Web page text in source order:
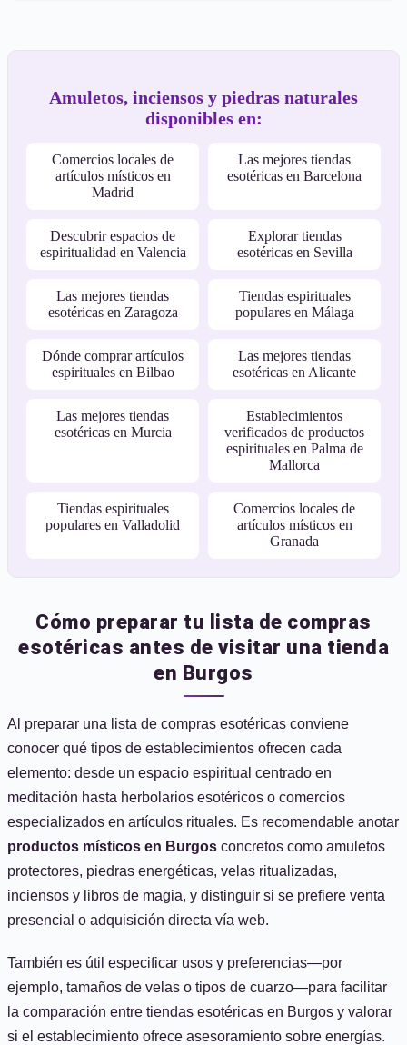
Amuletos, inciensos y piedras naturales
disponibles en:
Comercios locales de
artículos místicos en
Madrid
Las mejores tiendas
esotéricas en Barcelona
Descubrir espacios de
espiritualidad en Valencia
Explorar tiendas
esotéricas en Sevilla
Las mejores tiendas
esotéricas en Zaragoza
Tiendas espirituales
populares en Málaga
Dónde comprar artículos
espirituales en Bilbao
Las mejores tiendas
esotéricas en Alicante
Las mejores tiendas
esotéricas en Murcia
Establecimientos
verificados de productos
espirituales en Palma de
Mallorca
Tiendas espirituales
populares en Valladolid
Comercios locales de
artículos místicos en
Granada
Cómo preparar tu lista de compras
esotéricas antes de visitar una tienda
en Burgos
Al preparar una lista de compras esotéricas conviene
conocer qué tipos de establecimientos ofrecen cada
elemento: desde un espacio espiritual centrado en
meditación hasta herbolarios esotéricos o comercios
especializados en artículos rituales. Es recomendable anotar
productos místicos en Burgos concretos como amuletos
protectores, piedras energéticas, velas ritualizadas,
inciensos y libros de magia, y distinguir si se prefiere venta
presencial o adquisición directa vía web.
También es útil especificar usos y preferencias—por
ejemplo, tamaños de velas o tipos de cuarzo—para facilitar
la comparación entre tiendas esotéricas en Burgos y valorar
si el establecimiento ofrece asesoramiento sobre energías.